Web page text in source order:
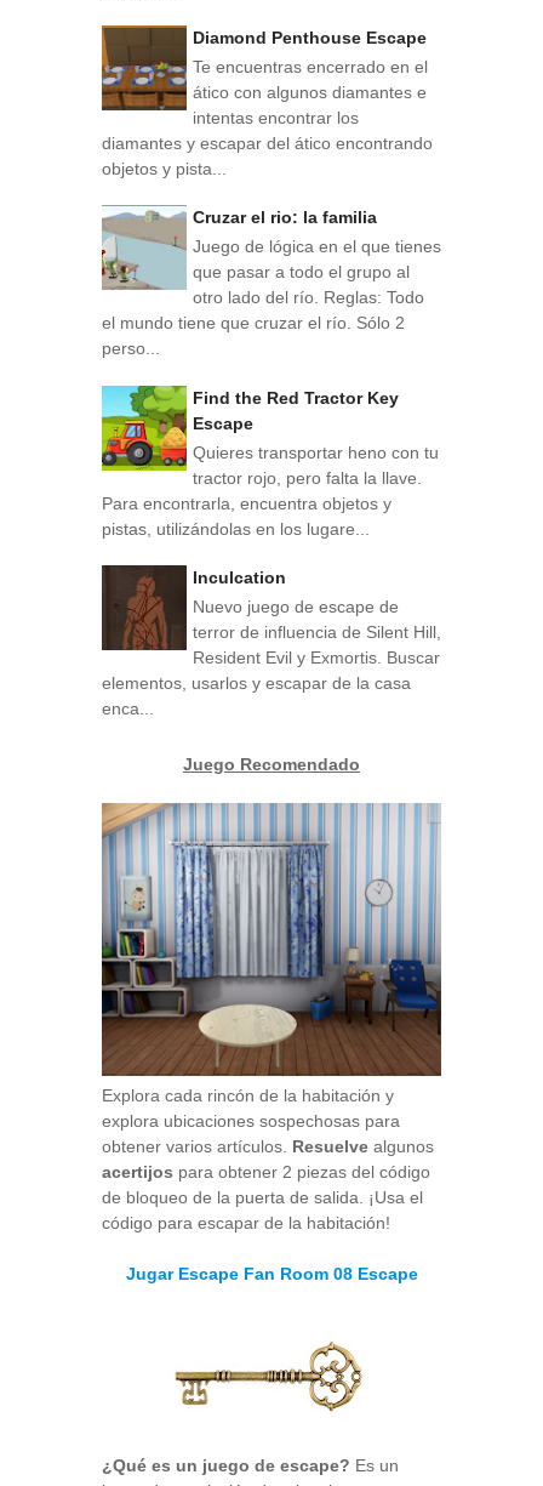
Diamond Penthouse Escape
Te encuentras encerrado en el
ático con algunos diamantes e
intentas encontrar los
diamantes y escapar del ático encontrando
objetos y pista...
Cruzar el rio: la familia
Juego de lógica en el que tienes
que pasar a todo el grupo al
otro lado del río. Reglas: Todo
el mundo tiene que cruzar el río. Sólo 2
perso...
Find the Red Tractor Key
Escape
Quieres transportar heno con tu
tractor rojo, pero falta la llave.
Para encontrarla, encuentra objetos y
pistas, utilizándolas en los lugare...
Inculcation
Nuevo juego de escape de
terror de influencia de Silent Hill,
Resident Evil y Exmortis. Buscar
elementos, usarlos y escapar de la casa
enca...
Juego Recomendado
Explora cada rincón de la habitación y
explora ubicaciones sospechosas para
obtener varios artículos. Resuelve algunos
acertijos para obtener 2 piezas del código
de bloqueo de la puerta de salida. ¡Usa el
código para escapar de la habitación!
Jugar Escape Fan Room 08 Escape
¿Qué es un juego de escape? Es un